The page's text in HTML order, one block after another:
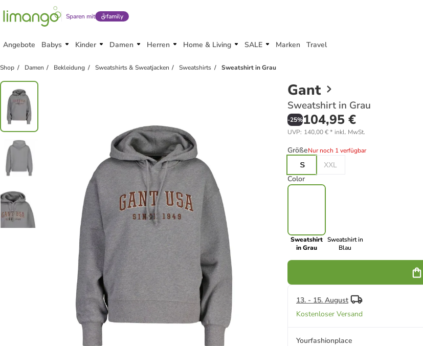
Sparen mit family
Angebote Babys Kinder Damen Herren Home & Living SALE Marken Travel
Shop Damen Bekleidung Sweatshirts & Sweatjacken Sweatshirts Sweatshirt in Grau
Gant
Sweatshirt in Grau
-25%104,95 €
UVP: 140,00 €* inkl. MwSt.
GrößeNur noch 1 verfügbar
S
XXL
Color
Sweatshirt
in Grau
Sweatshirt in
Blau
13. - 15. August
Kostenloser Versand
Yourfashionplace